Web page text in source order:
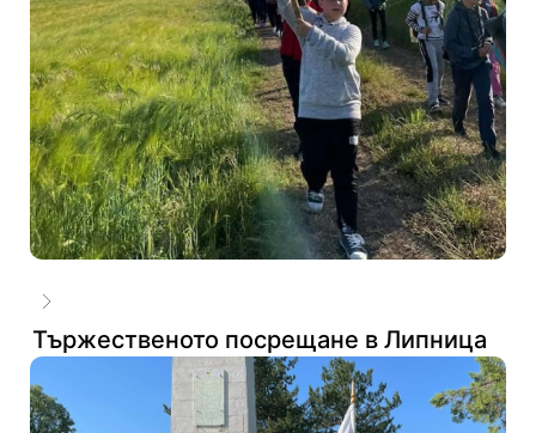
Тържественото посрещане в Липница